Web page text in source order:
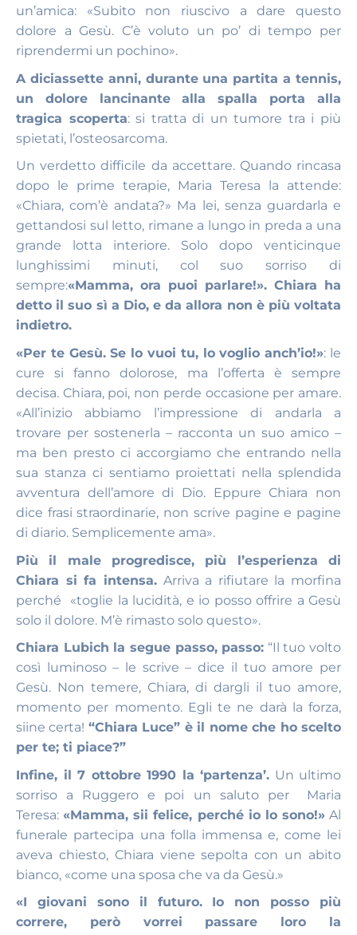
un’amica: «Subito non riuscivo a dare questo
dolore a Gesù. C’è voluto un po’ di tempo per
riprendermi un pochino».
A diciassette anni, durante una partita a tennis,
un dolore lancinante alla spalla porta alla
tragica scoperta: si tratta di un tumore tra i più
spietati, l’osteosarcoma.
Un verdetto difficile da accettare. Quando rincasa
dopo le prime terapie, Maria Teresa la attende:
«Chiara, com’è andata?» Ma lei, senza guardarla e
gettandosi sul letto, rimane a lungo in preda a una
grande lotta interiore. Solo dopo venticinque
lunghissimi minuti, col suo sorriso di
sempre:«Mamma, ora puoi parlare!». Chiara ha
detto il suo sì a Dio, e da allora non è più voltata
indietro.
«Per te Gesù. Se lo vuoi tu, lo voglio anch’io!»: le
cure si fanno dolorose, ma l’offerta è sempre
decisa. Chiara, poi, non perde occasione per amare.
«All’inizio abbiamo l’impressione di andarla a
trovare per sostenerla – racconta un suo amico –
ma ben presto ci accorgiamo che entrando nella
sua stanza ci sentiamo proiettati nella splendida
avventura dell’amore di Dio. Eppure Chiara non
dice frasi straordinarie, non scrive pagine e pagine
di diario. Semplicemente ama».
Più il male progredisce, più l’esperienza di
Chiara si fa intensa.Arriva a rifiutare la morfina
perché «toglie la lucidità, e io posso offrire a Gesù
solo il dolore. M’è rimasto solo questo».
Chiara Lubich la segue passo, passo: “Il tuo volto
così luminoso – le scrive – dice il tuo amore per
Gesù. Non temere, Chiara, di dargli il tuo amore,
momento per momento. Egli te ne darà la forza,
siine certa! “Chiara Luce” è il nome che ho scelto
per te; ti piace?”
Infine, il 7 ottobre 1990 la ‘partenza’. Un ultimo
sorriso a Ruggero e poi un saluto per Maria
Teresa:«Mamma, sii felice, perché io lo sono!»Al
funerale partecipa una folla immensa e, come lei
aveva chiesto, Chiara viene sepolta con un abito
bianco, «come una sposa che va da Gesù.»
«I giovani sono il futuro. Io non posso più
correre, però vorrei passare loro la